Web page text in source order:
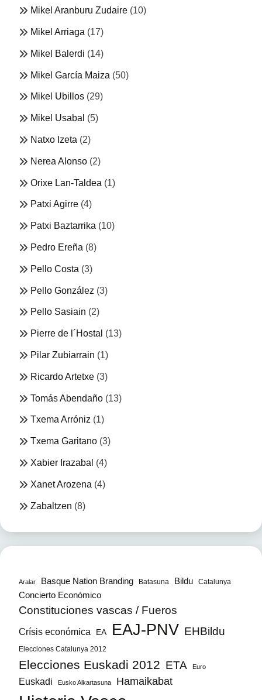
Mikel Aranburu Zudaire (10)
Mikel Arriaga (17)
Mikel Balerdi (14)
Mikel García Maiza (50)
Mikel Ubillos (29)
Mikel Usabal (5)
Natxo Izeta (2)
Nerea Alonso (2)
Orixe Lan-Taldea (1)
Patxi Agirre (4)
Patxi Baztarrika (10)
Pedro Ereña (8)
Pello Costa (3)
Pello González (3)
Pello Sasiain (2)
Pierre de l´Hostal (13)
Pilar Zubiarrain (1)
Ricardo Artetxe (3)
Tomás Abendaño (13)
Txema Arróniz (1)
Txema Garitano (3)
Xabier Irazabal (4)
Xanet Arozena (4)
Zabaltzen (8)
Aralar Basque Nation Branding Batasuna Bildu Catalunya
Concierto Económico
Constituciones vascas / Fueros
Crísis económica EA EAJ-PNV EHBildu
Elecciones Catalunya 2012
Elecciones Euskadi 2012 ETA Euro
Euskadi Eusko Alkartasuna Hamaikabat